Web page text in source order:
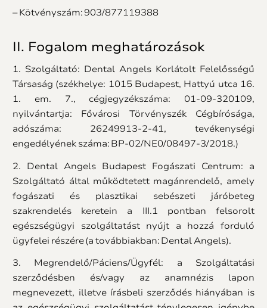
– Kötvényszám: 903/877119388
II. Fogalom meghatározások
1. Szolgáltató: Dental Angels Korlátolt Felelősségű
Társaság (székhelye: 1015 Budapest, Hattyú utca 16.
1. em. 7., cégjegyzékszáma: 01-09-320109,
nyilvántartja: Fővárosi Törvényszék Cégbírósága,
adószáma: 26249913-2-41, tevékenységi
engedélyének száma: BP-02/NE0/08497-3/2018.)
2. Dental Angels Budapest Fogászati Centrum: a
Szolgáltató által működtetett magánrendelő, amely
fogászati és plasztikai sebészeti járóbeteg
szakrendelés keretein a III.1 pontban felsorolt
egészségügyi szolgáltatást nyújt a hozzá forduló
ügyfelei részére (a továbbiakban: Dental Angels).
3. Megrendelő/Páciens/Ügyfél: a Szolgáltatási
szerződésben és/vagy az anamnézis lapon
megnevezett, illetve írásbeli szerződés hiányában is